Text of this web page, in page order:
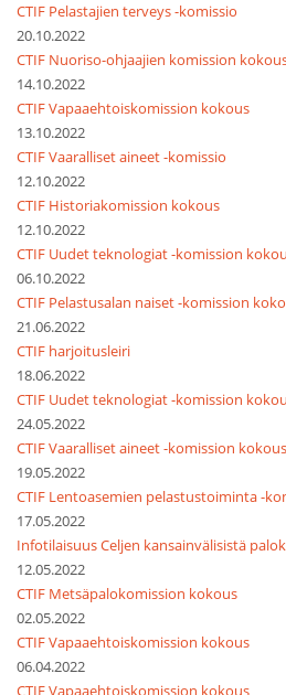
CTIF Pelastajien terveys -komissio
20.10.2022
CTIF Nuoriso-ohjaajien komission
14.10.2022
CTIF Vapaaehtoiskomission kokous
13.10.2022
CTIF Vaaralliset aineet -komissio
12.10.2022
CTIF Historiakomission kokous
12.10.2022
CTIF Uudet teknologiat -komission
06.10.2022
CTIF Pelastusalan naiset -komission
21.06.2022
CTIF harjoitusleiri
18.06.2022
CTIF Uudet teknologiat -komission
24.05.2022
CTIF Vaaralliset aineet -komission kokous
19.05.2022
CTIF Lentoasemien pelastustoiminta -
17.05.2022
Infotilaisuus Celjen kansainvälisistä
12.05.2022
CTIF Metsäpalokomission kokous
02.05.2022
CTIF Vapaaehtoiskomission kokous
06.04.2022
CTIF Vapaaehtoiskomission kokous